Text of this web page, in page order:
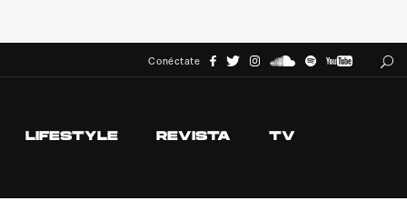
Conéctate
LIFESTYLE REVISTA TV